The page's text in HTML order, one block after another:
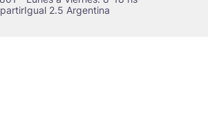
2.5 Argentina